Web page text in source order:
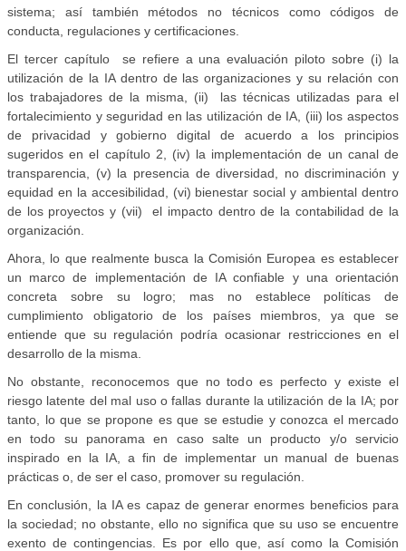
sistema; así también métodos no técnicos como códigos de
conducta, regulaciones y certificaciones.
El tercer capítulo se refiere a una evaluación piloto sobre (i) la
utilización de la IA dentro de las organizaciones y su relación con
los trabajadores de la misma, (ii) las técnicas utilizadas para el
fortalecimiento y seguridad en las utilización de IA, (iii) los aspectos
de privacidad y gobierno digital de acuerdo a los principios
sugeridos en el capítulo 2, (iv) la implementación de un canal de
transparencia, (v) la presencia de diversidad, no discriminación y
equidad en la accesibilidad, (vi) bienestar social y ambiental dentro
de los proyectos y (vii) el impacto dentro de la contabilidad de la
organización.
Ahora, lo que realmente busca la Comisión Europea es establecer
un marco de implementación de IA confiable y una orientación
concreta sobre su logro; mas no establece políticas de
cumplimiento obligatorio de los países miembros, ya que se
entiende que su regulación podría ocasionar restricciones en el
desarrollo de la misma.
No obstante, reconocemos que no todo es perfecto y existe el
riesgo latente del mal uso o fallas durante la utilización de la IA; por
tanto, lo que se propone es que se estudie y conozca el mercado
en todo su panorama en caso salte un producto y/o servicio
inspirado en la IA, a fin de implementar un manual de buenas
prácticas o, de ser el caso, promover su regulación.
En conclusión, la IA es capaz de generar enormes beneficios para
la sociedad; no obstante, ello no significa que su uso se encuentre
exento de contingencias. Es por ello que, así como la Comisión